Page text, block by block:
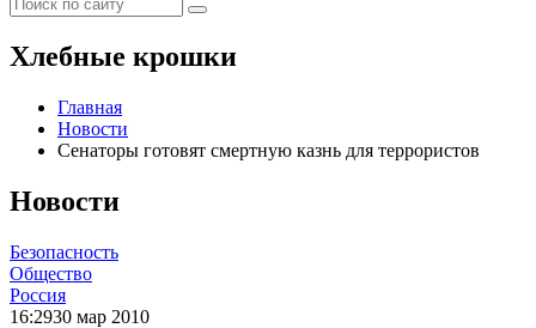
Хлебные крошки
Главная
Новости
Сенаторы готовят смертную казнь для террористов
Новости
Безопасность
Общество
Россия
16:2930 мар 2010